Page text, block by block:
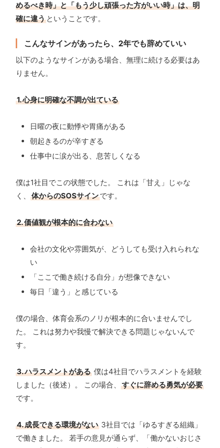
めるべき時」と「もう少し頑張った方がいい時」は、明
確に違う ということです。
こんなサインがあったら、2年でも辞めていい
以下のようなサインがある場合、無理に続ける必要はあ
りません。
1. 心身に明確な不調が出ている
日曜の夜に動悸や胃痛がある
朝起きるのが辛すぎる
仕事中に涙が出る、息苦しくなる
僕は1社目でこの状態でした。 これは「甘え」じゃな
く、
体からのSOSサインです。
2. 価値観が根本的に合わない
会社の文化や雰囲気が、どうしても受け入れられな
い
「ここで働き続ける自分」が想像できない
毎日「違う」と感じている
僕の場合、体育会系のノリが根本的に合いませんでし
た。 これは努力や我慢で解決できる問題じゃないんで
す。
3. ハラスメントがある 僕は4社目でハラスメントを経験
しました（後述）。 この場合、
すぐに辞める勇気が必要
です。
4. 成長できる環境がない 3社目では「ゆるすぎる組織」
で働きました。 若手の意見が通らず、「働かないおじさ